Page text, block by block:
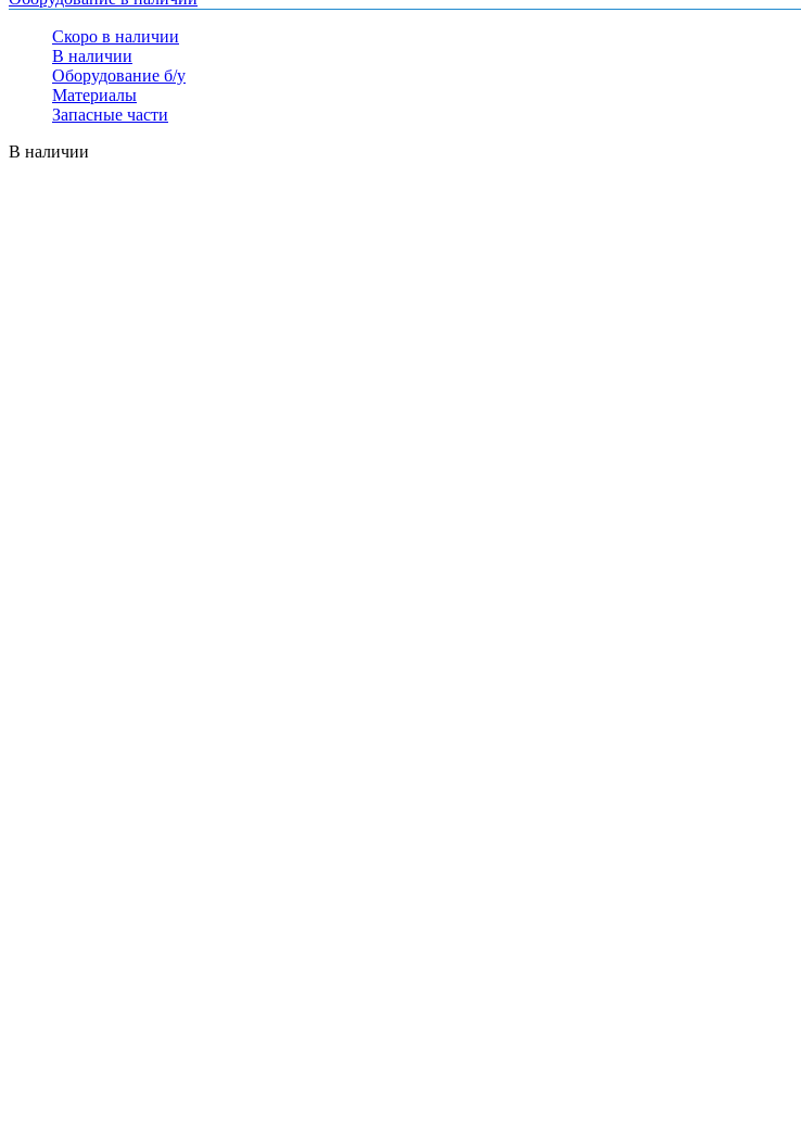
Скоро в наличии
В наличии
Оборудование б/у
Материалы
Запасные части
В наличии